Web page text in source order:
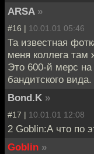
ARSA »
#16 | 10.01.01 05:46
Та известная
меня коллега там
Это 600-й мерс на
бандитского вида.
Bond.K »
#17 | 10.01.01 12:08
2 Goblin:А что по
Goblin »